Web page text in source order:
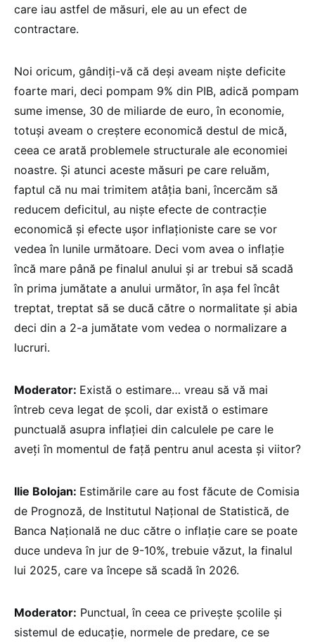
care iau astfel de măsuri, ele au un efect de
contractare.
Noi oricum, gândiți-vă că deși aveam niște deficite
foarte mari, deci pompam 9% din PIB, adică pompam
sume imense, 30 de miliarde de euro, în economie,
totuși aveam o creștere economică destul de mică,
ceea ce arată problemele structurale ale economiei
noastre. Și atunci aceste măsuri pe care reluăm,
faptul că nu mai trimitem atâția bani, încercăm să
reducem deficitul, au niște efecte de contracție
economică și efecte ușor inflaționiste care se vor
vedea în lunile următoare. Deci vom avea o inflație
încă mare până pe finalul anului și ar trebui să scadă
în prima jumătate a anului următor, în așa fel încât
treptat, treptat să se ducă către o normalitate și abia
deci din a 2-a jumătate vom vedea o normalizare a
lucruri.
Moderator: Există o estimare… vreau să vă mai
întreb ceva legat de școli, dar există o estimare
punctuală asupra inflației din calculele pe care le
aveți în momentul de față pentru anul acesta și viitor?
Ilie Bolojan: Estimările care au fost făcute de Comisia
de Prognoză, de Institutul Național de Statistică, de
Banca Națională ne duc către o inflație care se poate
duce undeva în jur de 9-10%, trebuie văzut, la finalul
lui 2025, care va începe să scadă în 2026.
Moderator: Punctual, în ceea ce privește școlile și
sistemul de educație, normele de predare, ce se